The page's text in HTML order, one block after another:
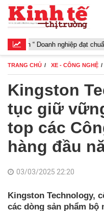
Doanh nghiệp đạt chuẩn văn
TRANG CHỦ XE - CÔNG NGHỆ
Kingston
tục giữ
top các
hàng đầu
03/03/2025 22:20
Kingston Technology,
các dòng sản phẩm bộ